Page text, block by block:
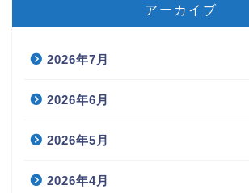
アーカイブ
2026年7月
2026年6月
2026年5月
2026年4月